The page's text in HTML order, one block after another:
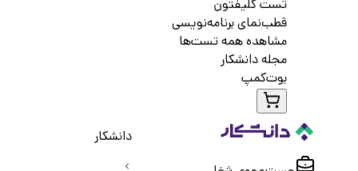
تست کلیفتون
قطب‌نمای برنامه‌نویسی
مشاهده همه تست‌ها
مجله دانشکار
بوت‌کمپ
دانشکار